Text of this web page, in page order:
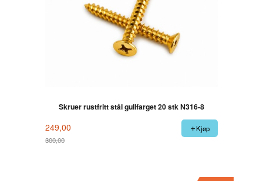
Skruer rustfritt stål gullfarget 20 stk N316-8
249,00
300,00
Kjøp